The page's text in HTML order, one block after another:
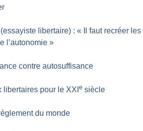
libertaire) : «
Il faut recréer les
l’autonomie »
contre autosuffisance
libertaires pour le XXIe siècle
du monde